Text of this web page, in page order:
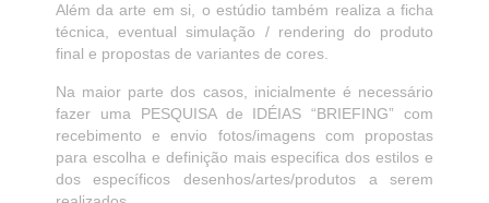
Além da arte em si, o estúdio também realiza a ficha
técnica, eventual simulação / rendering do produto
final e propostas de variantes de cores.
Na maior parte dos casos, inicialmente é necessário
fazer uma PESQUISA de IDÉIAS “BRIEFING” com
recebimento e envio fotos/imagens com propostas
para escolha e definição mais especifica dos estilos e
dos específicos desenhos/artes/produtos a serem